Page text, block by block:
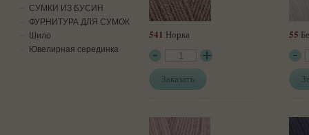
541 Норка
Заказать
55
СУМКИ ИЗ БУСИН
ФУРНИТУРА ДЛЯ СУМОК
Шило
Ювелирная серединка